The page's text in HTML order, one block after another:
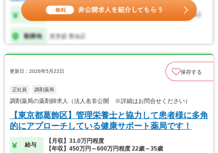
更新日：2026年5月22日 保存する
正社員 調剤薬局
調剤薬局の薬剤師求人（法人名非公開 ※詳細はお問合せください）
【東京都葛飾区】管理栄養士と協力して患者様に多角
的にアプローチしている健康サポート薬局です！
給与
【月収】31.0万円程度
【年収】450万円～600万円程度 22歳～35歳